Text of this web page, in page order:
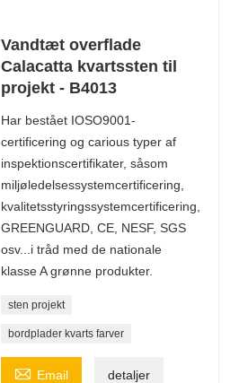
Vandtæt overflade
Calacatta kvartssten til
projekt - B4013
Har bestået IOSO9001-
certificering og carious typer af
inspektionscertifikater, såsom
miljøledelsessystemcertificering,
kvalitetsstyringssystemcertificering,
GREENGUARD, CE, NESF, SGS
osv...i tråd med de nationale
klasse A grønne produkter.
sten projekt
bordplader kvarts farver
 Email detaljer